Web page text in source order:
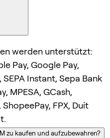
werden unterstützt:
Pay, Google Pay,
SEPA Instant, Sepa Bank
MPESA, GCash,
FPX, Duit
zu kaufen und aufzubewahren?